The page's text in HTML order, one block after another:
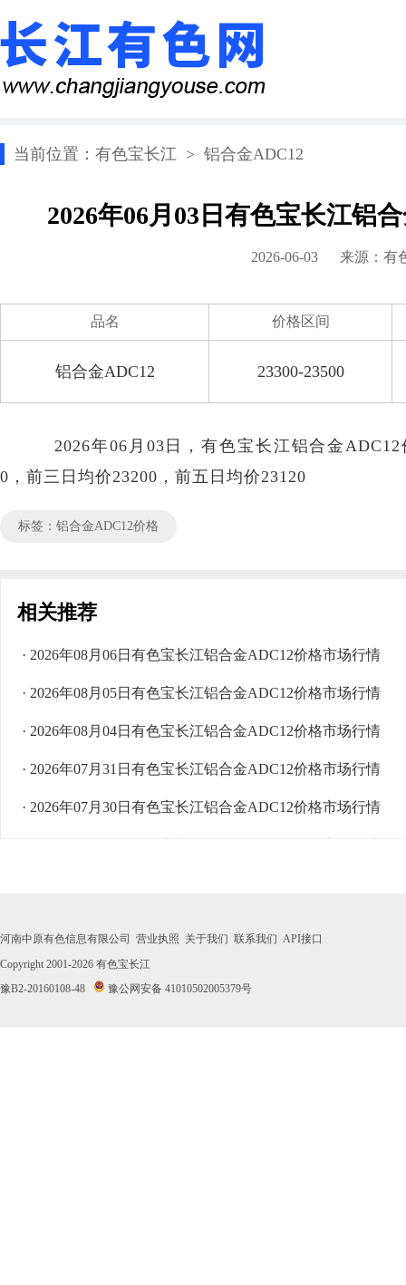
当前位置： 有色宝长江 > 铝合金ADC12
2026年06月03日有色宝长江铝
2026-06-03 来源： 有
品名 价格区间
铝合金ADC12 23300-23500
2026年06月03日，有色宝长江铝合金
0，前三日均价23200，前五日均价23120
标签：铝合金ADC12价格
相关推荐
· 2026年08月06日有色宝长江铝合金ADC12价格市场行情
· 2026年08月05日有色宝长江铝合金ADC12价格市场行情
· 2026年08月04日有色宝长江铝合金ADC12价格市场行情
· 2026年07月31日有色宝长江铝合金ADC12价格市场行情
· 2026年07月30日有色宝长江铝合金ADC12价格市场行情
· 2026年07月24日有色宝长江铝合金ADC12价格市场行情
· 2026年07月23日有色宝长江铝合金ADC12价格市场行情
河南中原有色信息有限公司 营业执照 关于我们 联系我们 API接口
Copyright 2001-2026 有色宝长江
豫B2-20160108-48
豫公网安备 41010502005379号